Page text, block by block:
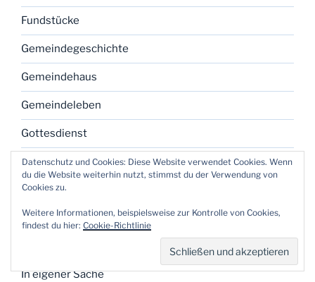
Fundstücke
Gemeindegeschichte
Gemeindehaus
Gemeindeleben
Gottesdienst
Grafisches Gestalten
Grundmethoden
Gruppenarbeit
In eigener Sache
Datenschutz und Cookies: Diese Website verwendet Cookies. Wenn
du die Website weiterhin nutzt, stimmst du der Verwendung von
Cookies zu.
Weitere Informationen, beispielsweise zur Kontrolle von Cookies,
findest du hier: Cookie-Richtlinie